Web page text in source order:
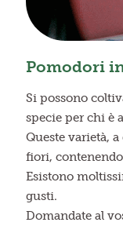
Pomodori
Si possono
specie per chi è
Queste varietà,
fiori,
Esistono
gusti.
Domandate al